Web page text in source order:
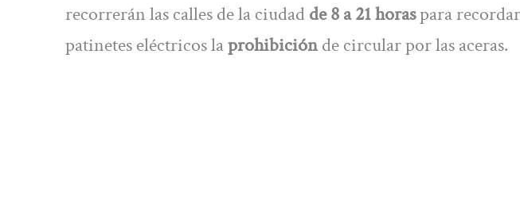
recorrerán las calles de la ciudadde 8 a 21 horaspara
patinetes eléctricos laprohibiciónde circular por las aceras.